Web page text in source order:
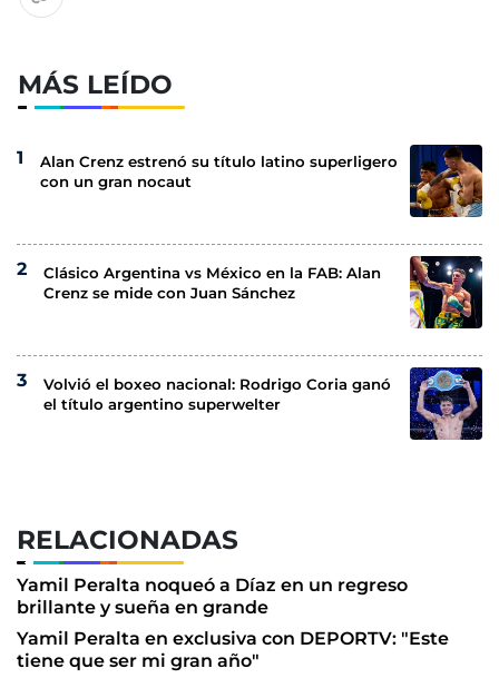
RELACIONADAS
Yamil Peralta noqueó a Díaz en un regreso
brillante y sueña en grande
Yamil Peralta en exclusiva con DEPORTV: "Este
tiene que ser mi gran año"
MÁS LEÍDO
Alan Crenz estrenó su título latino superligero
con un gran nocaut
Clásico Argentina vs México en la FAB: Alan
Crenz se mide con Juan Sánchez
Volvió el boxeo nacional: Rodrigo Coria ganó
el título argentino superwelter